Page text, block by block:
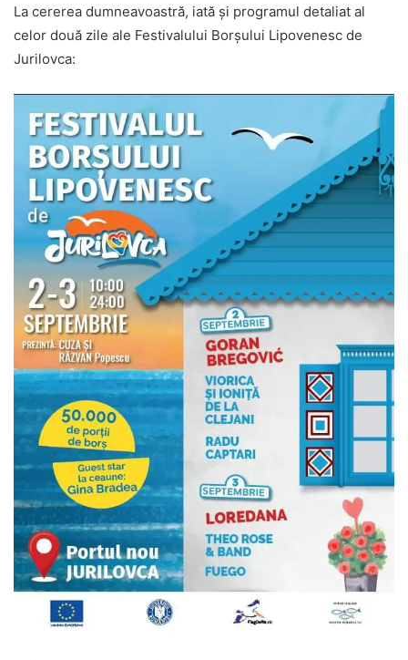
La cererea dumneavoastră, iată și programul detaliat al
celor două zile ale Festivalului Borșului Lipovenesc de
Jurilovca: